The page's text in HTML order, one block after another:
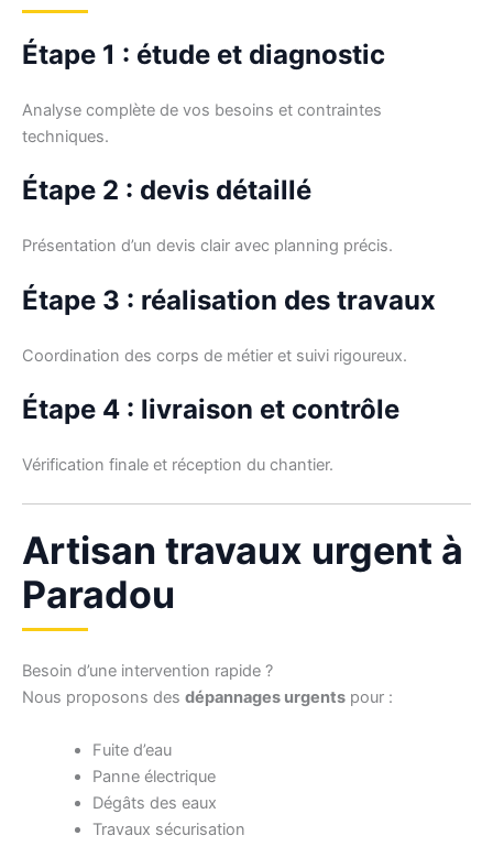
Étape 1 : étude et diagnostic
Analyse complète de vos besoins et contraintes
techniques.
Étape 2 : devis détaillé
Présentation d’un devis clair avec planning précis.
Étape 3 : réalisation des travaux
Coordination des corps de métier et suivi rigoureux.
Étape 4 : livraison et contrôle
Vérification finale et réception du chantier.
Artisan travaux urgent à
Paradou
Besoin d’une intervention rapide ?
Nous proposons des dépannages urgents pour :
Fuite d’eau
Panne électrique
Dégâts des eaux
Travaux sécurisation